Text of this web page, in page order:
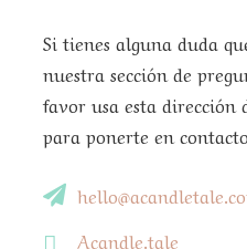
Si tienes alguna duda
nuestra sección de
favor usa esta dirección
para ponerte en
Acandle.tale